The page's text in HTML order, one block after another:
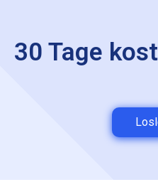
30 Tage